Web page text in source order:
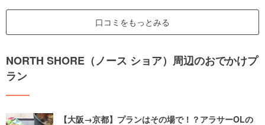
口コミをもっとみる
NORTH SHORE（ノース ショア）周辺のおでかけプ
ラン
【大阪→京都】プランはその場で！？アラサーOLの